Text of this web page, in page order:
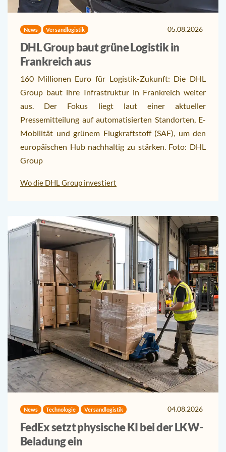
News Versandlogistik 05.08.2026
DHL Group baut grüne Logistik in
Frankreich aus
160 Millionen Euro für Logistik-Zukunft: Die DHL
Group baut ihre Infrastruktur in Frankreich weiter
aus. Der Fokus liegt laut einer aktueller
Pressemitteilung auf automatisierten Standorten, E-
Mobilität und grünem Flugkraftstoff (SAF), um den
europäischen Hub nachhaltig zu stärken. Foto: DHL
Group
Wo die DHL Group investiert
News Technologie Versandlogistik 04.08.2026
FedEx setzt physische KI bei der LKW-
Beladung ein